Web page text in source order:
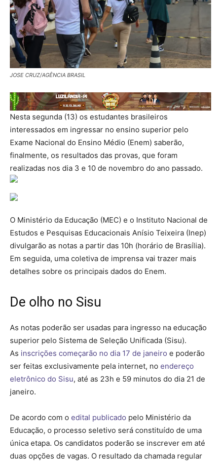
JOSE CRUZ/AGÊNCIA BRASIL
Nesta segunda (13) os estudantes brasileiros
interessados em ingressar no ensino superior pelo
Exame Nacional do Ensino Médio (Enem) saberão,
finalmente, os resultados das provas, que foram
realizadas nos dia 3 e 10 de novembro do ano passado.
O Ministério da Educação (MEC) e o Instituto Nacional de
Estudos e Pesquisas Educacionais Anísio Teixeira (Inep)
divulgarão as notas a partir das 10h (horário de Brasília).
Em seguida, uma coletiva de imprensa vai trazer mais
detalhes sobre os principais dados do Enem.
De olho no Sisu
As notas poderão ser usadas para ingresso na educação
superior pelo Sistema de Seleção Unificada (Sisu).
As inscrições começarão no dia 17 de janeiro e poderão
ser feitas exclusivamente pela internet, no endereço
eletrônico do Sisu, até as 23h e 59 minutos do dia 21 de
janeiro.
De acordo com o edital publicado pelo Ministério da
Educação, o processo seletivo será constituído de uma
única etapa. Os candidatos poderão se inscrever em até
duas opções de vagas. O resultado da chamada regular